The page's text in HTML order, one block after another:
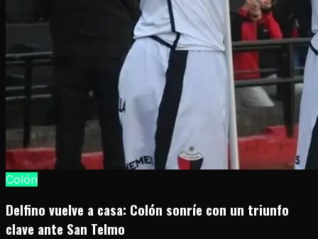
Colón
Delfino vuelve a casa: Colón sonríe con un triunfo
clave ante San Telmo